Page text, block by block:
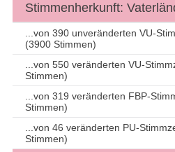
Stimmenherkunft:
...von 390 unveränderten VU-
(3900 Stimmen)
...von 550 veränderten VU-
Stimmen)
...von 319 veränderten FBP-
Stimmen)
...von 46 veränderten PU-
Stimmen)